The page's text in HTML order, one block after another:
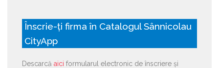
Înscrie-ți firma în Catalogul Sânnicolau
CityApp
Descarcă aici formularul electronic de înscriere și